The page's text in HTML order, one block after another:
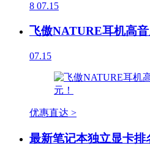
8 07.15
飞傲NATURE耳机高音
07.15
优惠直达 >
最新笔记本独立显卡排